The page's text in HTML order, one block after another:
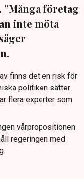
företag
inte möta
finns det en risk för
politiken sätter
flera experter som
vårpropositionen
regeringen med